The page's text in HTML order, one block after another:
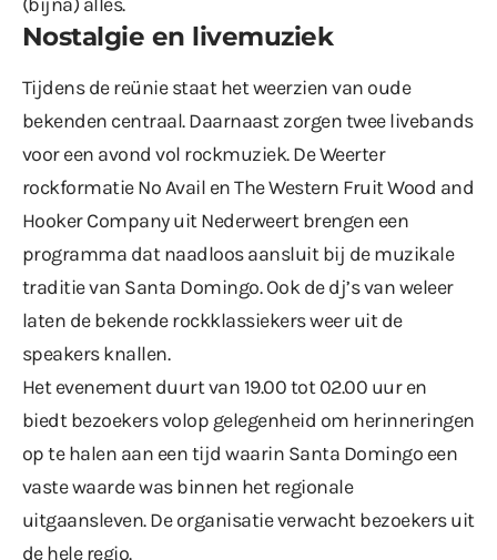
Nostalgie en livemuziek
Tijdens de reünie staat het weerzien van oude
bekenden centraal. Daarnaast zorgen twee livebands
voor een avond vol rockmuziek. De Weerter
rockformatie No Avail en The Western Fruit Wood and
Hooker Company uit Nederweert brengen een
programma dat naadloos aansluit bij de muzikale
traditie van Santa Domingo. Ook de dj’s van weleer
laten de bekende rockklassiekers weer uit de
speakers knallen.
Het evenement duurt van 19.00 tot 02.00 uur en
biedt bezoekers volop gelegenheid om herinneringen
op te halen aan een tijd waarin Santa Domingo een
vaste waarde was binnen het regionale
uitgaansleven. De organisatie verwacht bezoekers uit
de hele regio.